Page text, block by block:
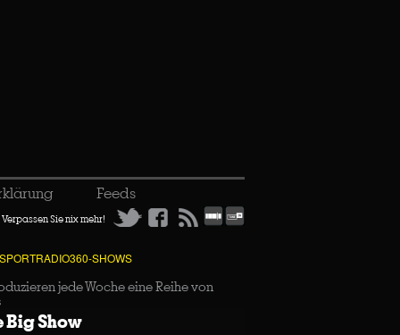
Feeds
Verpassen Sie nix mehr!
SHOWS
jede Woche eine Reihe von
Big Show